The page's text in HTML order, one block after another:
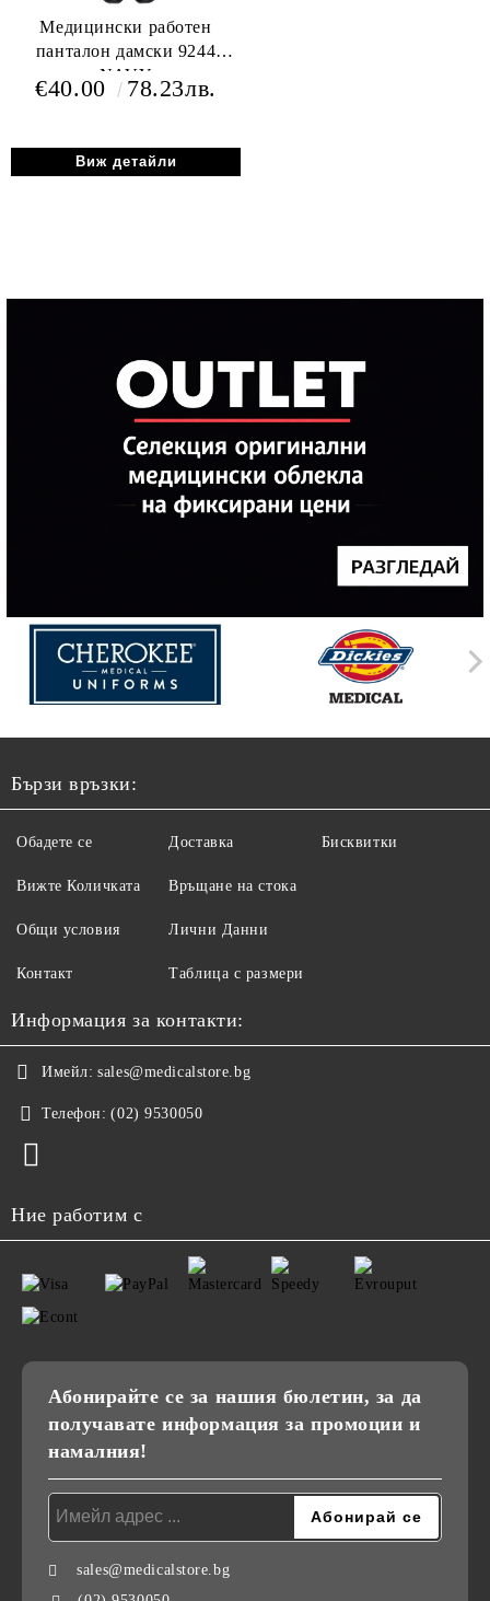
Медицински работен
панталон дамски 9244
NAVY
€40.00 78.23лв.
Виж детайли
Бързи връзки:
Обадете се
Вижте Количката
Общи условия
Контакт
Доставка
Връщане на стока
Лични Данни
Таблица с размери
Бисквитки
Информация за контакти:
Имейл: sales@medicalstore.bg
Телефон: (02) 9530050
Ние работим с
Абонирайте се за нашия бюлетин, за да
получавате информация за промоции и
намалния!
sales@medicalstore.bg